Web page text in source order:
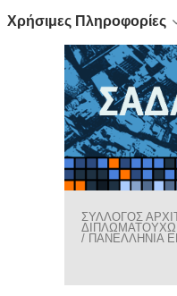
Χρήσιμες Πληροφορίες
ΣΥΛΛΟΓΟΣ
/ ΠΑΝΕΛΛΗΝΙΑ